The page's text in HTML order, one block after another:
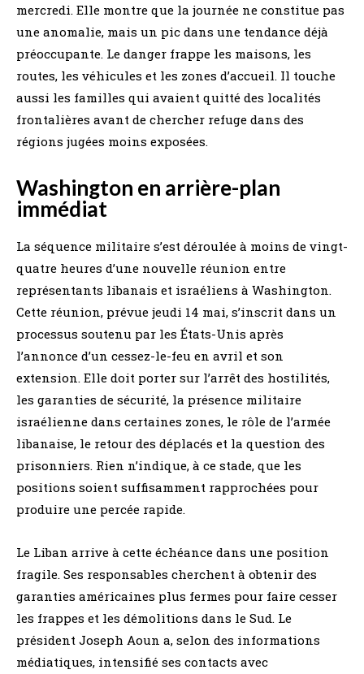
mercredi. Elle montre que la journée ne constitue pas
une anomalie, mais un pic dans une tendance déjà
préoccupante. Le danger frappe les maisons, les
routes, les véhicules et les zones d’accueil. Il touche
aussi les familles qui avaient quitté des localités
frontalières avant de chercher refuge dans des
régions jugées moins exposées.
Washington en arrière-plan
immédiat
La séquence militaire s’est déroulée à moins de vingt-
quatre heures d’une nouvelle réunion entre
représentants libanais et israéliens à Washington.
Cette réunion, prévue jeudi 14 mai, s’inscrit dans un
processus soutenu par les États-Unis après
l’annonce d’un cessez-le-feu en avril et son
extension. Elle doit porter sur l’arrêt des hostilités,
les garanties de sécurité, la présence militaire
israélienne dans certaines zones, le rôle de l’armée
libanaise, le retour des déplacés et la question des
prisonniers. Rien n’indique, à ce stade, que les
positions soient suffisamment rapprochées pour
produire une percée rapide.
Le Liban arrive à cette échéance dans une position
fragile. Ses responsables cherchent à obtenir des
garanties américaines plus fermes pour faire cesser
les frappes et les démolitions dans le Sud. Le
président Joseph Aoun a, selon des informations
médiatiques, intensifié ses contacts avec